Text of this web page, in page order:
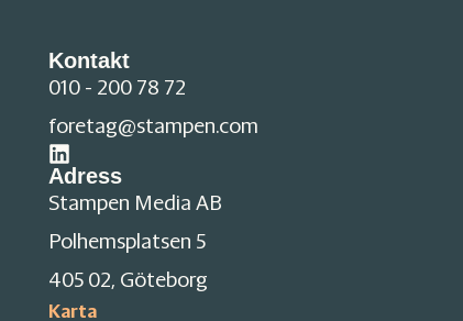
Kontakt
010 - 200 78 72
foretag@stampen.com
Adress
Stampen Media AB
Polhemsplatsen 5
405 02, Göteborg
Karta